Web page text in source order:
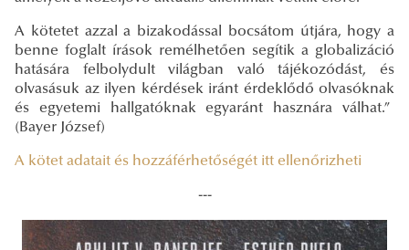
A kötetet azzal a bizakodással bocsátom útjára, hogy a
benne foglalt írások remélhetően segítik a globalizáció
hatására felbolydult világban való tájékozódást, és
olvasásuk az ilyen kérdések iránt érdeklődő olvasóknak
és egyetemi hallgatóknak egyaránt hasznára válhat.”
(Bayer József)
A kötet adatait és hozzáférhetőségét itt ellenőrizheti
---